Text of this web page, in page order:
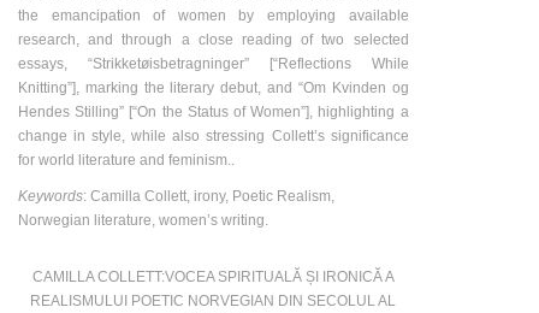
the emancipation of women by employing available
research, and through a close reading of two selected
essays, “Strikketøisbetragninger” [“Reflections While
Knitting”], marking the literary debut, and “Om Kvinden og
Hendes Stilling” [“On the Status of Women”], highlighting a
change in style, while also stressing Collett’s significance
for world literature and feminism..
Keywords: Camilla Collett, irony, Poetic Realism,
Norwegian literature, womenʼs writing.
CAMILLA COLLETT:VOCEA SPIRITUALĂ ȘI IRONICĂ A
REALISMULUI POETIC NORVEGIAN DIN SECOLUL AL